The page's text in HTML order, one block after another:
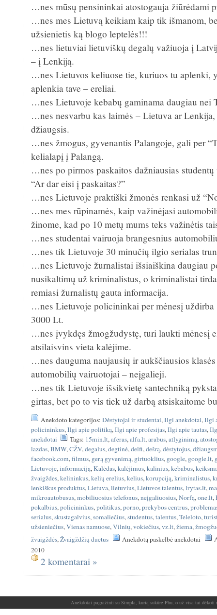
…nes mūsų pensininkai atostogauja žiūrėdami
…nes mes Lietuvą keikiam kaip tik išmanom,
užsienietis ką blogo leptelės!!!
…nes lietuviai lietuviškų degalų važiuoja į
– į Lenkiją.
…nes Lietuvos keliuose tie, kuriuos tu aplenki,
aplenkia tave – ereliai.
…nes Lietuvoje kebabų gaminama daugiau nei
…nes nesvarbu kas laimės – Lietuva ar
džiaugsis.
…nes žmogus, gyvenantis Palangoje, gali per
kelialapį į Palangą.
…nes po pirmos paskaitos dažniausias
“Ar dar eisi į paskaitas?”
…nes Lietuvoje praktiški žmonės renkasi už
…nes mes rūpinamės, kaip važinėjasi
žinome, kad po 10 metų mums teks važinėtis
…nes studentai vairuoja brangesnius
…nes tik Lietuvoje 30 minučių ilgio serialas
…nes Lietuvoje žurnalistai išsiaiškina daugiau
nusikaltimų už kriminalistus, o kriminalistai
remiasi žurnalistų gauta informacija.
…nes Lietuvoje policininkai per mėnesį uždirba
3000 Lt.
…nes įvykdęs žmogžudystę, turi laukti mėnesį
atsilaisvins vieta kalėjime.
…nes dauguma naujausių ir aukščiausios
automobilių vairuotojai – neįgalieji.
…nes tik Lietuvoje išsikvietę santechniką
girtas, bet po to vis tiek už darbą atsiskaitome
Anekdoto kategorijos:Dėstytojai ir studentai,Ilgi anekdotai,Ilgi
policininkus,Ilgi apie politiką,Ilgi apie profesijas,Ilgi apie tautas,
anekdotai
Tags: 15min.lt,aferas,alfa.lt,arabus,atlyginimą,
lazdas,BMW,CŽV,degalus,degtinė,delfi,dešrą,dėstytojus,
facebook.com,filmus, gerą gyvenimą, girtuoklius, google, google.lt,
Lietuvoje,informaciją,Kalėdas,kalėjimus,kalinius,kebabus,
žvaigždes,kelininkus,kelių erelius,kelius,korupciją,kriminalistus,
lenkiškus produktus,Lietuva,lietuvius,Lietuvos talentus,lrytas.lt,
mikroautobusus,mobiliuosius telefonus,neįgaliuosius,Norfą,one.lt,
pokalbius,policininkus,politikus,porno,prekybos centrus,
serialus,skustagalvius,somaliečius,studentus,talentus,Teleloto,
užsieniečius,Vienas namuose,Vilnių,vokiečius,vz.lt,žiema,
žvaigždės,Žvaigždžių duetus Anekdotą paskelbė anekdotai
2010
2 komentarai »
Anekdotai pagražinti su Simpla, kurią sukūrė Phu, o už visa tai